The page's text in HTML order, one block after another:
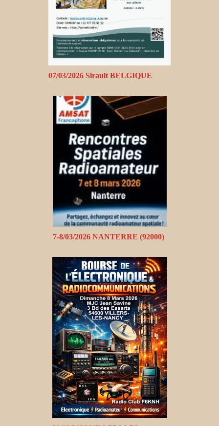
07/03/2026 Sirault BELGIQUE
7-8/03/2026 NANTERRE (92000)